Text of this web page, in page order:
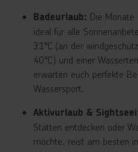
Badeurlaub: Die Monate
ideal für alle
31°C (an der
40°C) und einer
erwarten euch perfekte
Wassersport.
Aktivurlaub &
Stätten entdecken oder
möchte, reist am besten